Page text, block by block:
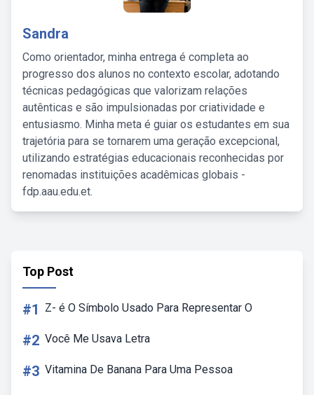
Sandra
Como orientador, minha entrega é completa ao
progresso dos alunos no contexto escolar, adotando
técnicas pedagógicas que valorizam relações
autênticas e são impulsionadas por criatividade e
entusiasmo. Minha meta é guiar os estudantes em sua
trajetória para se tornarem uma geração excepcional,
utilizando estratégias educacionais reconhecidas por
renomadas instituições acadêmicas globais -
fdp.aau.edu.et.
Top Post
#1 Z- é O Símbolo Usado Para Representar O
#2 Você Me Usava Letra
#3 Vitamina De Banana Para Uma Pessoa